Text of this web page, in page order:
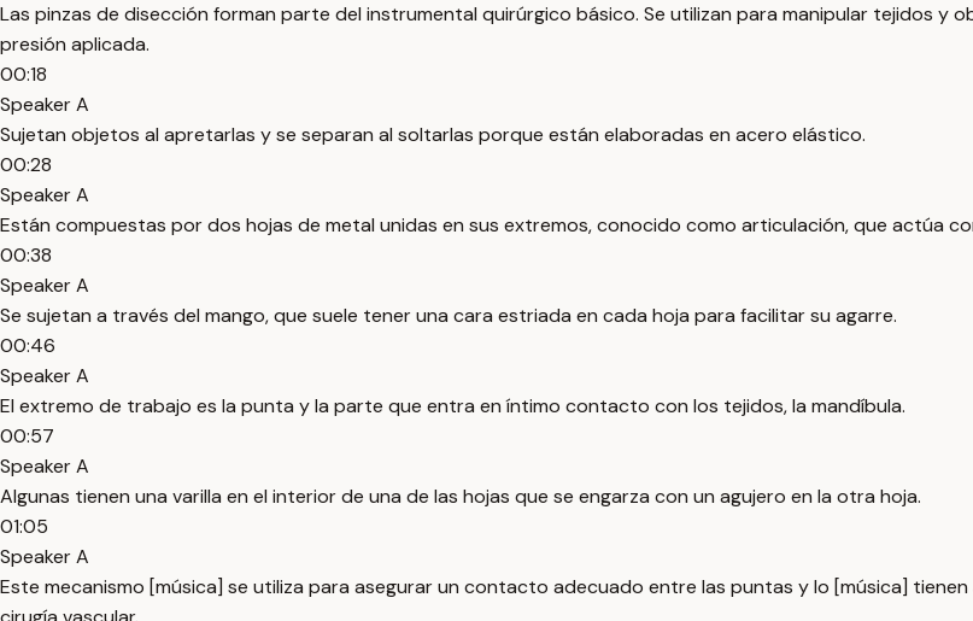
Las pinzas de disección forman parte del instrumental quirúrgico básico. Se utilizan para manipular tejidos y
presión aplicada.
00:18
Speaker A
Sujetan objetos al apretarlas y se separan al soltarlas porque están elaboradas en acero elástico.
00:28
Speaker A
Están compuestas por dos hojas de metal unidas en sus extremos, conocido como articulación, que actúa
00:38
Speaker A
Se sujetan a través del mango, que suele tener una cara estriada en cada hoja para facilitar su agarre.
00:46
Speaker A
El extremo de trabajo es la punta y la parte que entra en íntimo contacto con los tejidos, la mandíbula.
00:57
Speaker A
Algunas tienen una varilla en el interior de una de las hojas que se engarza con un agujero en la otra hoja.
01:05
Speaker A
Este mecanismo [música] se utiliza para asegurar un contacto adecuado entre las puntas y lo [música]